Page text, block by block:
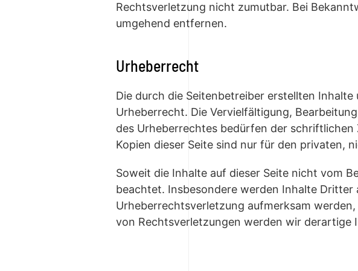
Rechtsverletzung nicht zumutbar. Bei
umgehend entfernen.
Urheberrecht
Die durch die Seitenbetreiber erstellten
Urheberrecht. Die Vervielfältigung,
des Urheberrechtes bedürfen der
Kopien dieser Seite sind nur für den privaten,
Soweit die Inhalte auf dieser Seite nicht vom
beachtet. Insbesondere werden Inhalte
Urheberrechtsverletzung aufmerksam
von Rechtsverletzungen werden wir derartige